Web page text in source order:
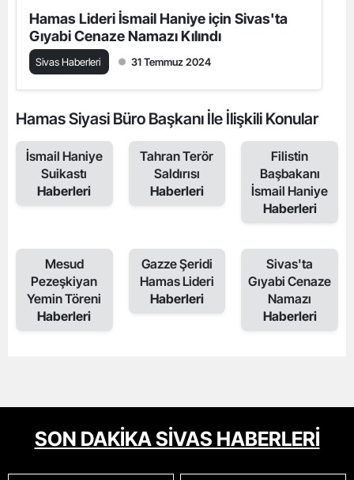
Hamas Lideri İsmail Haniye için Sivas'ta
Gıyabi Cenaze Namazı Kılındı
Sivas Haberleri 31 Temmuz 2024
Hamas Siyasi Büro Başkanı İle İlişkili Konular
İsmail Haniye
Suikastı
Haberleri
Tahran Terör
Saldırısı
Haberleri
Filistin
Başbakanı
İsmail Haniye
Haberleri
Mesud
Pezeşkiyan
Yemin Töreni
Haberleri
Gazze Şeridi
Hamas Lideri
Haberleri
Sivas'ta
Gıyabi Cenaze
Namazı
Haberleri
SON DAKİKA SİVAS HABERLERİ